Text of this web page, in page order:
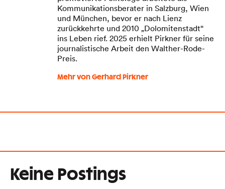
Kommunikationsberater in Salzburg, Wien
und München, bevor er nach Lienz
zurückkehrte und 2010 „Dolomitenstadt“
ins Leben rief. 2025 erhielt Pirkner für seine
journalistische Arbeit den Walther-Rode-
Preis.
Mehr von Gerhard Pirkner
Keine Postings